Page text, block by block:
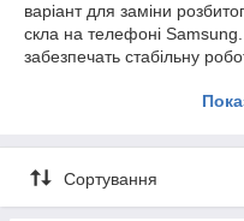
варіант для заміни
скла на телефоні Samsung.
забезпечать стабільну
Весь асортимент нашої
Надаємо гарантію на всю
Сортування